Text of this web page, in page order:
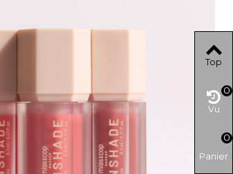
Top
Vu
0
Panier
0